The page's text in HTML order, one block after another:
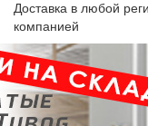
Доставка в любой
компанией